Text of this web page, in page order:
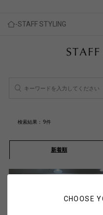
CHOOSE
STAFF STYLING
検索結果： 9件
新着順